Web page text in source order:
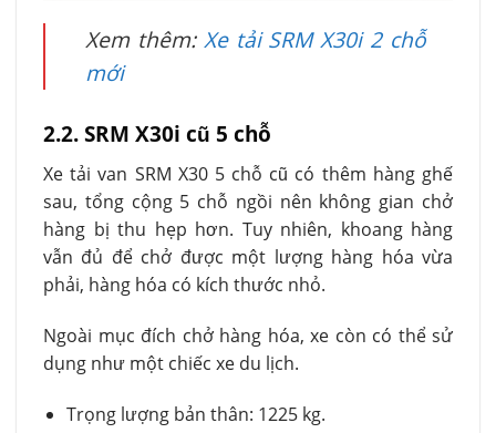
Xem thêm: Xe tải SRM X30i 2 chỗ
mới
2.2. SRM X30i cũ 5 chỗ
Xe tải van SRM X30 5 chỗ cũ có thêm hàng ghế
sau, tổng cộng 5 chỗ ngồi nên không gian chở
hàng bị thu hẹp hơn. Tuy nhiên, khoang hàng
vẫn đủ để chở được một lượng hàng hóa vừa
phải, hàng hóa có kích thước nhỏ.
Ngoài mục đích chở hàng hóa, xe còn có thể sử
dụng như một chiếc xe du lịch.
Trọng lượng bản thân: 1225 kg.